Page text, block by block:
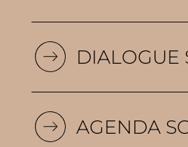
DIALOGUE
AGENDA